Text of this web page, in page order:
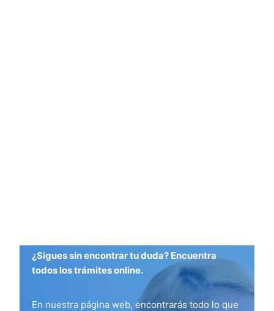
¿Sigues sin encontrar tu duda? Encuentra
todos los trámites online.
En nuestra página web, encontrarás todo lo que